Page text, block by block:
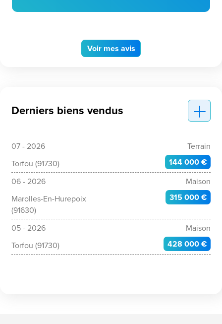
Voir mes avis
Derniers biens vendus
07 - 2026
Terrain
Torfou (91730)
144 000 €
06 - 2026
Maison
Marolles-En-Hurepoix
(91630)
315 000 €
05 - 2026
Maison
Torfou (91730)
428 000 €